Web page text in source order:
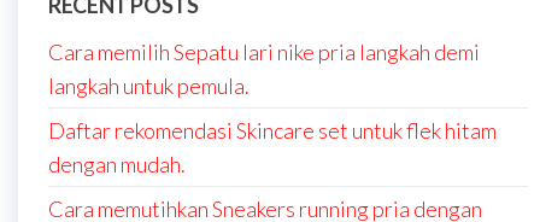
Cara memilih Sepatu lari nike pria langkah demi
langkah untuk pemula.
Daftar rekomendasi Skincare set untuk flek hitam
dengan mudah.
Cara memutihkan Sneakers running pria dengan